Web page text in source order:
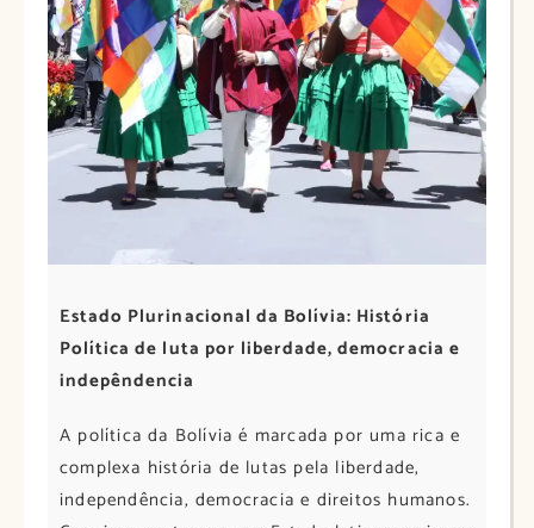
Estado Plurinacional da Bolívia: História
Política de luta por liberdade, democracia e
indepêndencia
A política da Bolívia é marcada por uma rica e
complexa história de lutas pela liberdade,
independência, democracia e direitos humanos.